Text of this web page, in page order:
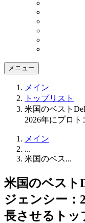
メニュー
メイン
トップリスト
米国のベスト
2026年にプロ
メイン
...
米国のベス...
米国のベスト
ジェンシー：
長させるトッ